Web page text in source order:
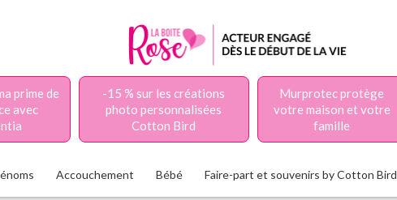
prime de
avec
-15 % sur les créations
photo personnalisées
Cotton Bird
Murprotec protège
votre maison et votre
famille
Accouchement Bébé Faire-part et souvenirs by Cotton Bird